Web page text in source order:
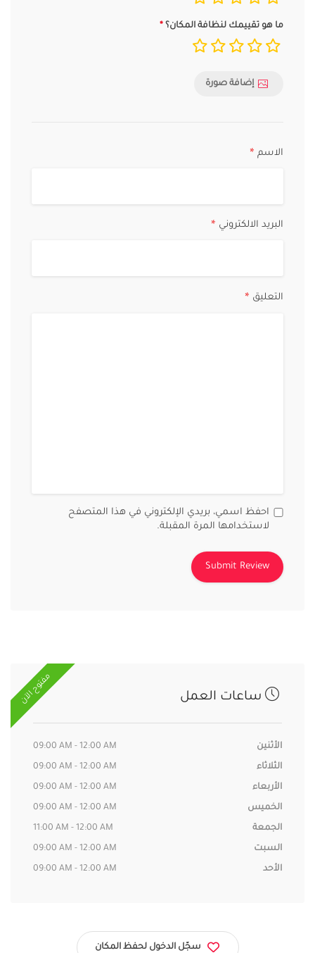
ما هو تقييمك لنظافة المكان؟
إضافة صورة
الاسم *
البريد الالكتروني *
التعليق *
احفظ اسمي، بريدي الإلكتروني في هذا المتصفح
لاستخدامها المرة المقبلة.
مفتوح الآن ساعات العمل
الأثنين 09:00 AM - 12:00 AM
الثلاثاء 09:00 AM - 12:00 AM
الأربعاء 09:00 AM - 12:00 AM
الخميس 09:00 AM - 12:00 AM
الجمعة 11:00 AM - 12:00 AM
السبت 09:00 AM - 12:00 AM
الأحد 09:00 AM - 12:00 AM
سجّل الدخول لحفظ المكان